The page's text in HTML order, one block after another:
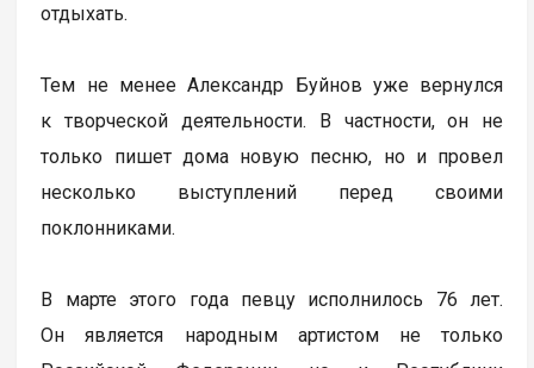
отдыхать.
Тем не менее Александр Буйнов уже вернулся
к творческой деятельности. В частности, он не
только пишет дома новую песню, но и провел
несколько выступлений перед своими
поклонниками.
В марте этого года певцу исполнилось 76 лет.
Он является народным артистом не только